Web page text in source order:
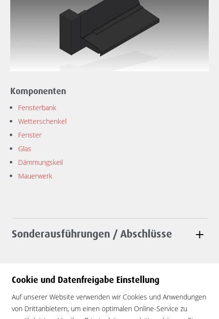
Komponenten
Fensterbank
Wetterschenkel
Fenster
Glas
Dämmungskeil
Mauerwerk
Sonderausführungen / Abschlüsse
Tel. 071 388 32 32 - Fax 071 388 32 33 -
Cookie und Datenfreigabe Einstellung
Auf unserer Website verwenden wir Cookies und Anwendungen
von Drittanbietern, um einen optimalen Online-Service zu